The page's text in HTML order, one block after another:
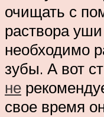
очищать с
раствора
необходимо
зубы. А вот
не
свое время